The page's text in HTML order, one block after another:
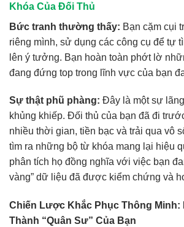
Khóa Của Đối Thủ
Bức tranh thường thấy: Bạn cặm cụi
riêng mình, sử dụng các công cụ để tự
lên ý tưởng. Bạn hoàn toàn phớt lờ
đang đứng top trong lĩnh vực của bạn
Sự thật phũ phàng: Đây là một sự
khủng khiếp. Đối thủ của bạn đã đi
nhiều thời gian, tiền bạc và trải qua vô
tìm ra những bộ từ khóa mang lại hiệu
phân tích họ đồng nghĩa với việc bạn
vàng” dữ liệu đã được kiểm chứng và
Chiến Lược Khắc Phục Thông Minh:
Thành “Quân Sư” Của Bạn